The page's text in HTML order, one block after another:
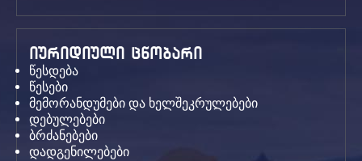
იურიდიული ცნობარი
წესდება
წესები
მემორანდუმები და ხელშეკრულებები
დებულებები
ბრძანებები
დადგენილებები